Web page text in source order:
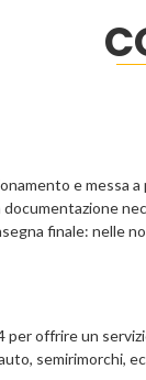
e messa
finale: nelle
per offrire un
semirimorchi,